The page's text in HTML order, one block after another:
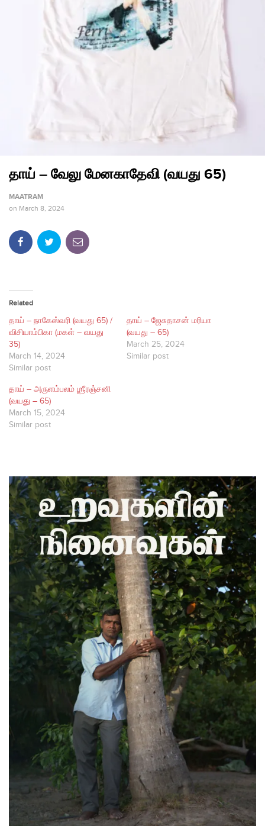
தாய் – வேலு மேனகாதேவி (வயது 65)
MAATRAM
on March 8, 2024
Related
தாய் – நாகேஸ்வரி (வயது 65) /
விசியாம்பிகா (மகள் – வயது
35)
March 14, 2024
Similar post
தாய் – ஜேசுதாசன் மரியா
(வயது – 65)
March 25, 2024
Similar post
தாய் – அருளம்பலம் ஶ்ரீரஞ்சனி
(வயது – 65)
March 15, 2024
Similar post